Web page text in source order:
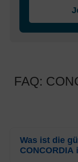
FAQ:
Was ist die
CONCORDIA